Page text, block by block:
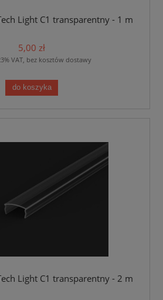
Light C1 transparentny - 1 m
5,00 zł
VAT, bez kosztów dostawy
do koszyka
Light C1 transparentny - 2 m